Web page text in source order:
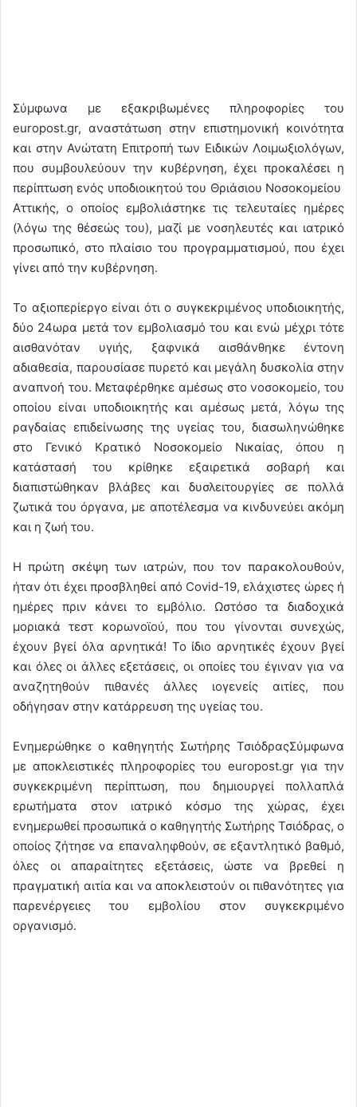
Σύμφωνα με εξακριβωμένες πληροφορίες του
europost.gr, αναστάτωση στην επιστημονική κοινότητα
και στην Ανώτατη Επιτροπή των Ειδικών Λοιμωξιολόγων,
που συμβουλεύουν την κυβέρνηση, έχει προκαλέσει η
περίπτωση ενός υποδιοικητού του Θριάσιου Νοσοκομείου
Αττικής, ο οποίος εμβολιάστηκε τις τελευταίες ημέρες
(λόγω της θέσεώς του), μαζί με νοσηλευτές και ιατρικό
προσωπικό, στο πλαίσιο του προγραμματισμού, που έχει
γίνει από την κυβέρνηση.
Το αξιοπερίεργο είναι ότι ο συγκεκριμένος υποδιοικητής,
δύο 24ωρα μετά τον εμβολιασμό του και ενώ μέχρι τότε
αισθανόταν υγιής, ξαφνικά αισθάνθηκε έντονη
αδιαθεσία, παρουσίασε πυρετό και μεγάλη δυσκολία στην
αναπνοή του. Μεταφέρθηκε αμέσως στο νοσοκομείο, του
οποίου είναι υποδιοικητής και αμέσως μετά, λόγω της
ραγδαίας επιδείνωσης της υγείας του, διασωληνώθηκε
στο Γενικό Κρατικό Νοσοκομείο Νικαίας, όπου η
κατάστασή του κρίθηκε εξαιρετικά σοβαρή και
διαπιστώθηκαν βλάβες και δυσλειτουργίες σε πολλά
ζωτικά του όργανα, με αποτέλεσμα να κινδυνεύει ακόμη
και η ζωή του.
Η πρώτη σκέψη των ιατρών, που τον παρακολουθούν,
ήταν ότι έχει προσβληθεί από Covid-19, ελάχιστες ώρες ή
ημέρες πριν κάνει το εμβόλιο. Ωστόσο τα διαδοχικά
μοριακά τεστ κορωνοϊού, που του γίνονται συνεχώς,
έχουν βγεί όλα αρνητικά! Το ίδιο αρνητικές έχουν βγεί
και όλες οι άλλες εξετάσεις, οι οποίες του έγιναν για να
αναζητηθούν πιθανές άλλες ιογενείς αιτίες, που
οδήγησαν στην κατάρρευση της υγείας του.
Ενημερώθηκε ο καθηγητής Σωτήρης ΤσιόδραςΣύμφωνα
με αποκλειστικές πληροφορίες του europost.gr για την
συγκεκριμένη περίπτωση, που δημιουργεί πολλαπλά
ερωτήματα στον ιατρικό κόσμο της χώρας, έχει
ενημερωθεί προσωπικά ο καθηγητής Σωτήρης Τσιόδρας, ο
οποίος ζήτησε να επαναληφθούν, σε εξαντλητικό βαθμό,
όλες οι απαραίτητες εξετάσεις, ώστε να βρεθεί η
πραγματική αιτία και να αποκλειστούν οι πιθανότητες για
παρενέργειες του εμβολίου στον συγκεκριμένο
οργανισμό.